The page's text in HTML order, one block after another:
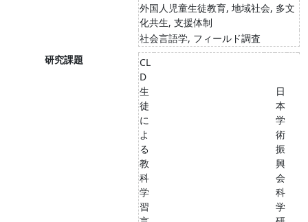
外国人児童生徒教育, 地域社会, 多文
化共生, 支援体制
社会言語学, フィールド調査
研究課題
CL
D
生
徒
に
よ
る
教
科
学
習
日
本
学
術
振
興
会
科
学